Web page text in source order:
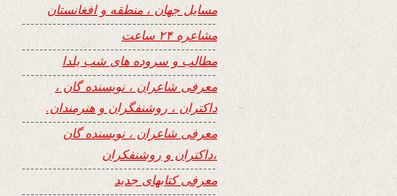
مسایل جهان ، منطقه و افغانستان
مشاعره ۲۴ ساعت
مطالب و سروده های شب یلدا
معرفی شاعران ، نویسنده گان ،
داکتران ، روشنفگران و هنرمندان.
معرفی شاعران ، نویسنده گان
،داکتران و روشنفکران
معرفی کتابهای جدید